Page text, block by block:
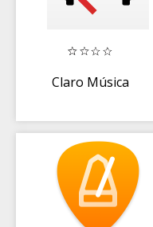
Claro Música